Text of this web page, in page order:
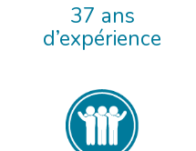
37 ans
d’expérience